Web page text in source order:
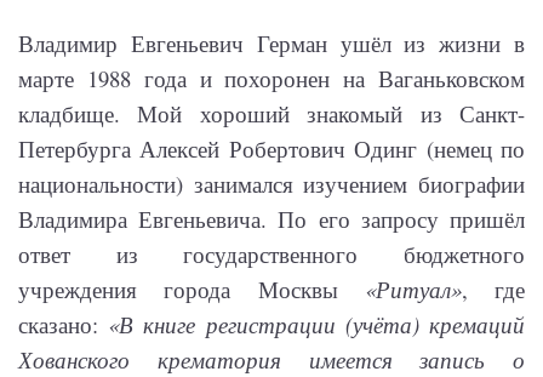
Владимир Евгеньевич Герман ушёл из жизни в
марте 1988 года и похоронен на Ваганьковском
кладбище. Мой хороший знакомый из Санкт-
Петербурга Алексей Робертович Одинг (немец по
национальности) занимался изучением биографии
Владимира Евгеньевича. По его запросу пришёл
ответ из государственного бюджетного
учреждения города Москвы «Ритуал», где
сказано: «В книге регистрации (учёта) кремаций
Хованского крематория имеется запись о